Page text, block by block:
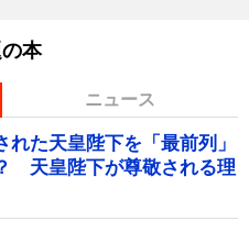
本
ニュース
た天皇陛下を「最前列」
天皇陛下が尊敬される理